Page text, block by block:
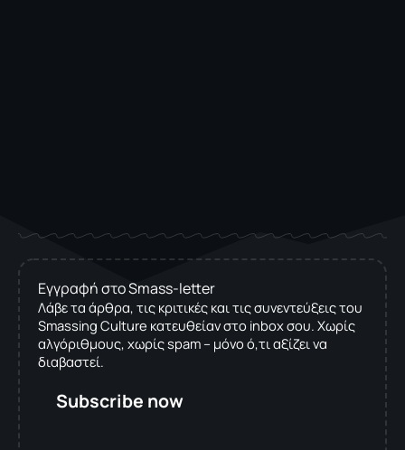
Εγγραφή στο Smass-letter
Λάβε τα άρθρα, τις κριτικές και τις συνεντεύξεις του
Smassing Culture κατευθείαν στο inbox σου. Χωρίς
αλγόριθμους, χωρίς spam – μόνο ό,τι αξίζει να
διαβαστεί.
Subscribe now